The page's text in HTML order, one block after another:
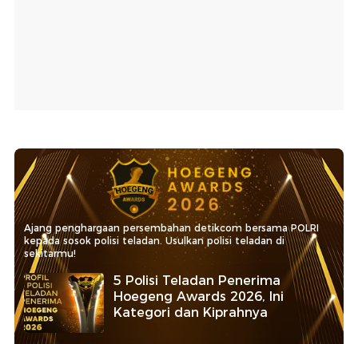
Ajang penghargaan persembahan detikcom bersama POLRI
kepada sosok polisi teladan. Usulkan polisi teladan di
sekitarmu!
5 Polisi Teladan Penerima
Hoegeng Awards 2026, Ini
Kategori dan Kiprahnya